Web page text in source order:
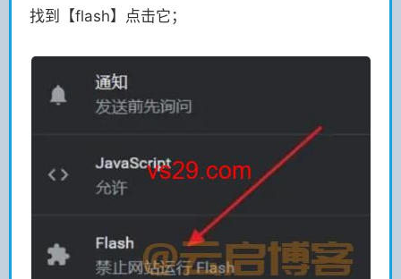
找到【flash】点击它；